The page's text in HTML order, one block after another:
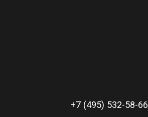
+7 (495) 532-58-66